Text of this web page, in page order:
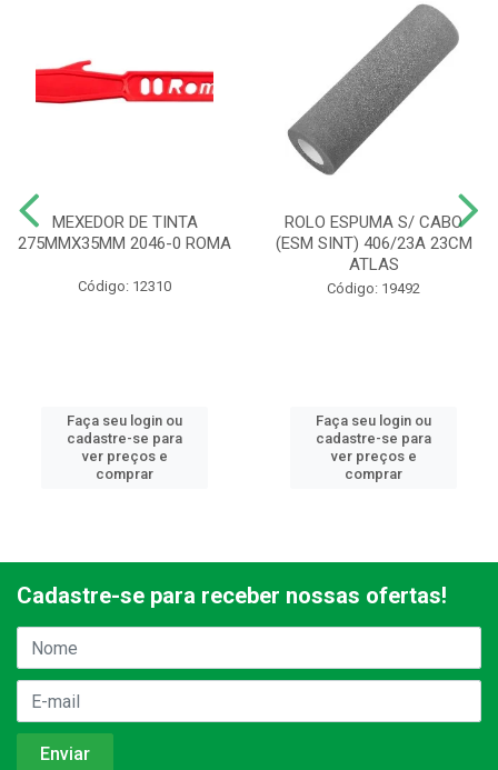
MEXEDOR DE TINTA
275MMX35MM 2046-0 ROMA
Código: 12310
Faça seu login ou
cadastre-se para
ver preços e
comprar
ROLO ESPUMA S/ CABO
(ESM SINT) 406/23A 23CM
ATLAS
Código: 19492
Faça seu login ou
cadastre-se para
ver preços e
comprar
Cadastre-se para receber nossas ofertas!